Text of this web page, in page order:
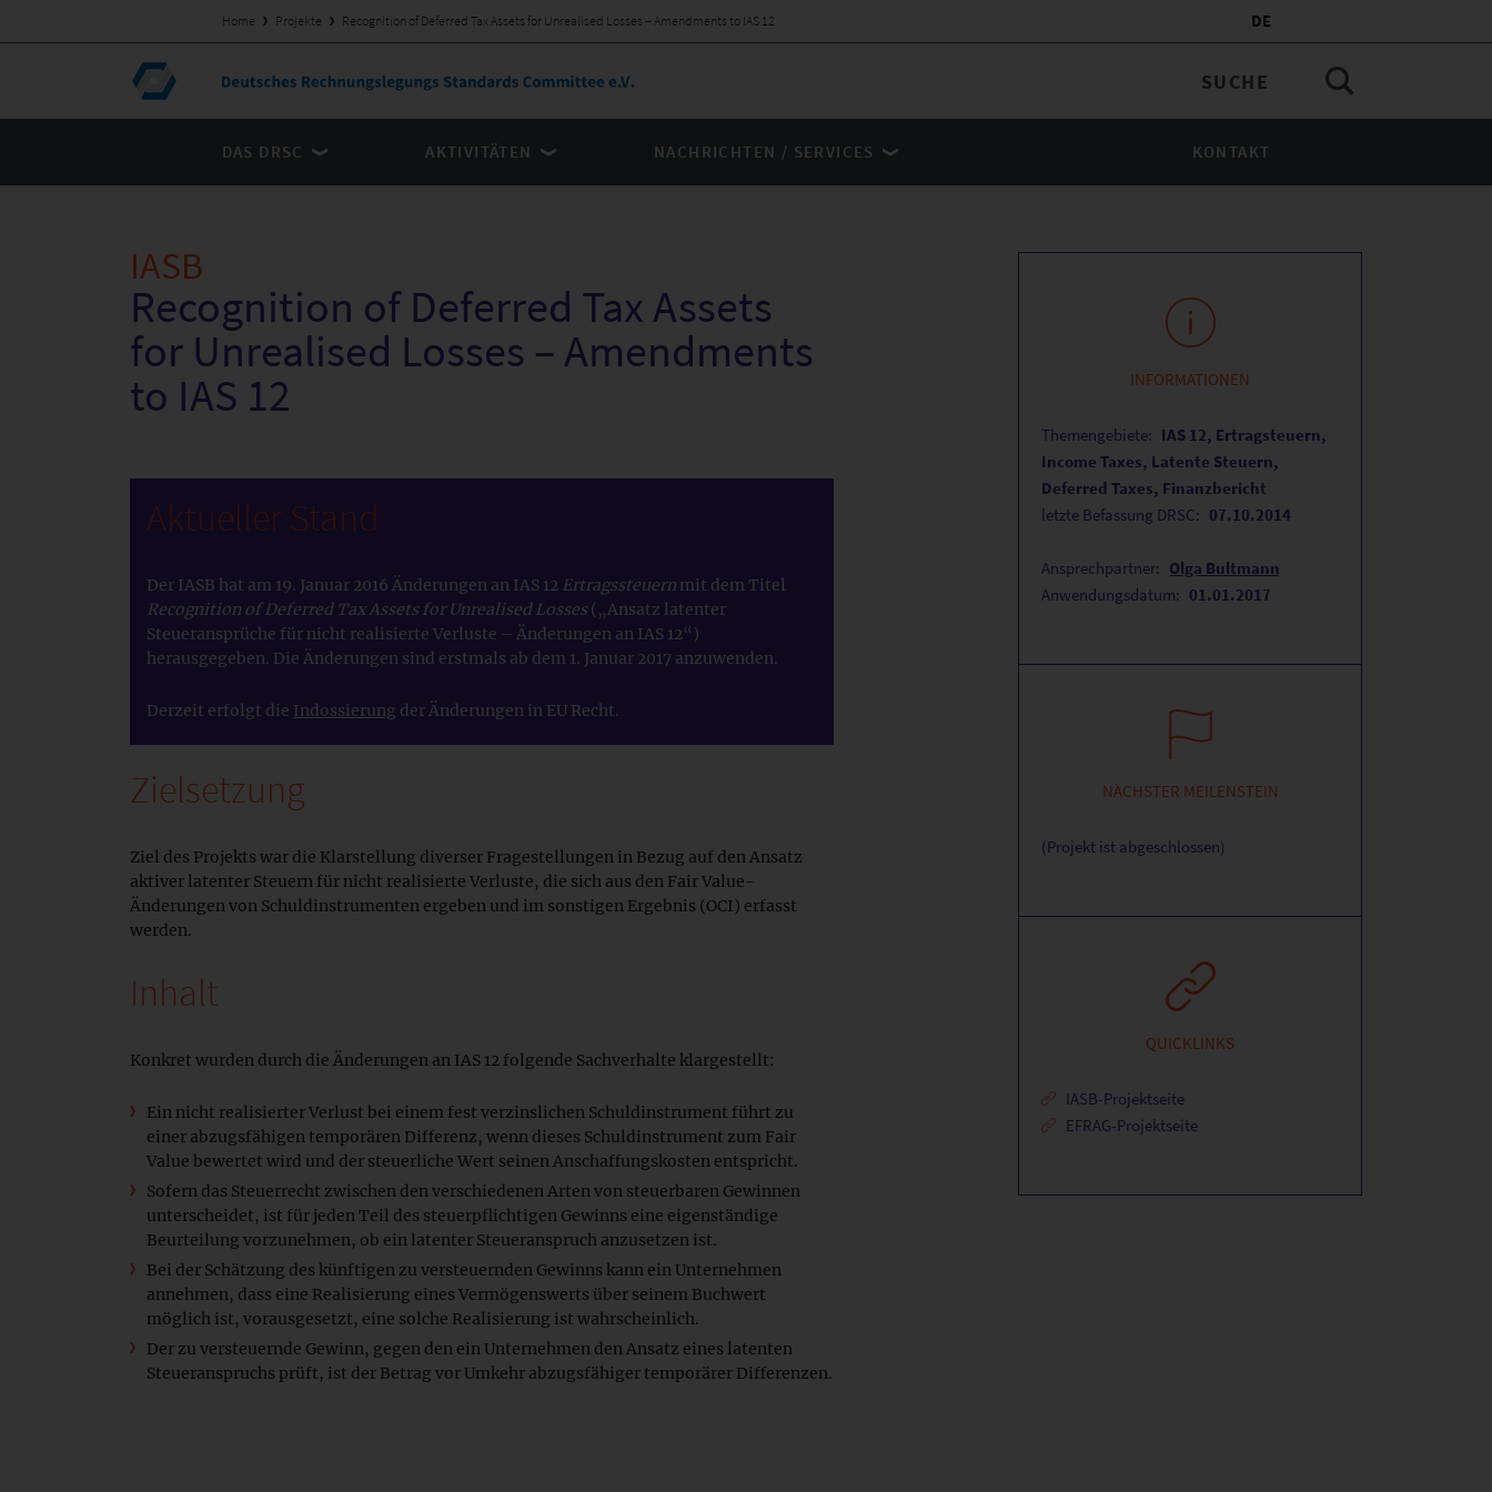
Home Projekte Recognition of Deferred Tax Assets for Unrealised Losses – Amendments to IAS 12 DE
DAS DRSC AKTIVITÄTEN NACHRICHTEN / SERVICES KONTAKT
IASB
Recognition of Deferred Tax Assets
for Unrealised Losses – Amendments
to IAS 12
Aktueller Stand
Der IASB hat am 19. Januar 2016 Änderungen an IAS 12 Ertragssteuern mit dem Titel
Recognition of Deferred Tax Assets for Unrealised Losses(„Ansatz latenter
Steueransprüche für nicht realisierte Verluste – Änderungen an IAS 12“)
herausgegeben. Die Änderungen sind erstmals ab dem 1. Januar 2017 anzuwenden.
Derzeit erfolgt die Indossierung der Änderungen in EU Recht.
Zielsetzung
Ziel des Projekts war die Klarstellung diverser Fragestellungen in Bezug auf den Ansatz
aktiver latenter Steuern für nicht realisierte Verluste, die sich aus den Fair Value-
Änderungen von Schuldinstrumenten ergeben und im sonstigen Ergebnis (OCI) erfasst
werden.
Inhalt
Konkret wurden durch die Änderungen an IAS 12 folgende Sachverhalte klargestellt:
Ein nicht realisierter Verlust bei einem fest verzinslichen Schuldinstrument führt zu
einer abzugsfähigen temporären Differenz, wenn dieses Schuldinstrument zum Fair
Value bewertet wird und der steuerliche Wert seinen Anschaffungskosten entspricht.
Sofern das Steuerrecht zwischen den verschiedenen Arten von steuerbaren Gewinnen
unterscheidet, ist für jeden Teil des steuerpflichtigen Gewinns eine eigenständige
Beurteilung vorzunehmen, ob ein latenter Steueranspruch anzusetzen ist.
Bei der Schätzung des künftigen zu versteuernden Gewinns kann ein Unternehmen
annehmen, dass eine Realisierung eines Vermögenswerts über seinem Buchwert
möglich ist, vorausgesetzt, eine solche Realisierung ist wahrscheinlich.
Der zu versteuernde Gewinn, gegen den ein Unternehmen den Ansatz eines latenten
Steueranspruchs prüft, ist der Betrag vor Umkehr abzugsfähiger temporärer Differenzen.
INFORMATIONEN
Themengebiete: IAS 12, Ertragsteuern,
Income Taxes, Latente Steuern,
Deferred Taxes, Finanzbericht
letzte Befassung DRSC: 07.10.2014
Ansprechpartner: Olga Bultmann
Anwendungsdatum: 01.01.2017
NÄCHSTER MEILENSTEIN
(Projekt ist abgeschlossen)
QUICKLINKS
IASB-Projektseite
EFRAG-Projektseite